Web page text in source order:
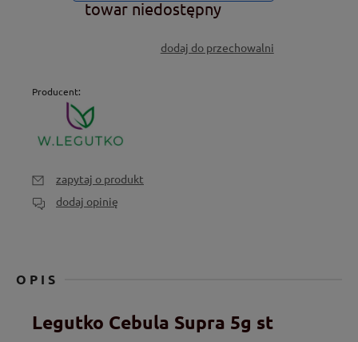
towar niedostępny
dodaj do przechowalni
Producent:
zapytaj o produkt
dodaj opinię
OPIS
Legutko Cebula Supra 5g st